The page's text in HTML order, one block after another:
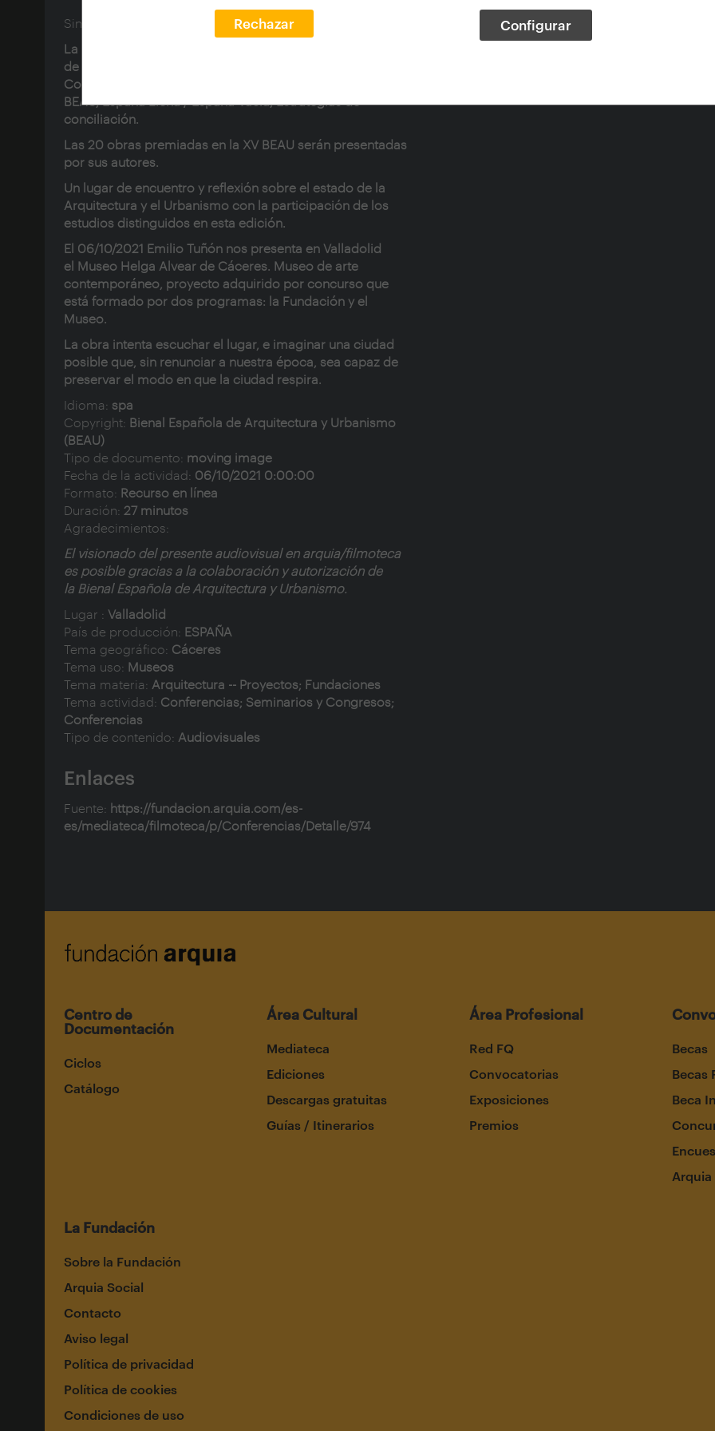
Rechazar Configurar
Sinopsis:
La Sede de la Consejería de Fomento y Medio Ambiente
de la Junta de Castilla y León albergará durante 3 días el
Congreso de Arquitectura y Urbanismo de la XV
BEAU,
conciliación
Las 20 obras premiadas en la XV BEAU serán presentadas
por sus autores.
Un lugar de encuentro y reflexión sobre el estado de la
Arquitectura y el Urbanismo con la participación de los
estudios distinguidos en esta edición.
El 06/10/2021 Emilio Tuñón nos presenta en Valladolid
el Museo Helga Alvear de Cáceres. Museo de arte
contemporáneo, proyecto adquirido por concurso que
está formado por dos programas: la Fundación y el
Museo.
La obra intenta escuchar el lugar, e imaginar una ciudad
posible que, sin renunciar a nuestra época, sea capaz de
preservar el modo en que la ciudad respira.
Idioma: spa
Copyright: Bienal Española de Arquitectura y Urbanismo
(BEAU)
Tipo de documento: moving image
Fecha de la actividad: 06/10/2021 0:00:00
Formato: Recurso en línea
Duración: 27 minutos
Agradecimientos:
El visionado del presente audiovisual en arquia/filmoteca
es posible gracias a la colaboración y autorización de
la Bienal Española de Arquitectura y Urbanismo.
Lugar : Valladolid
País de producción: ESPAÑA
Tema geográfico: Cáceres
Tema uso: Museos
Tema materia: Arquitectura -- Proyectos; Fundaciones
Tema actividad: Conferencias; Seminarios y Congresos;
Conferencias
Tipo de contenido: Audiovisuales
Enlaces
Fuente: https://fundacion.arquia.com/es-
es/mediateca/filmoteca/p/Conferencias/Detalle/974
Centro de
Documentación
Ciclos
Catálogo
Área Cultural
Mediateca
Ediciones
Descargas gratuitas
Guías / Itinerarios
Área Profesional
Red FQ
Convocatorias
Exposiciones
Premios
Becas
Becas
Beca
Arquia
La Fundación
Sobre la Fundación
Arquia Social
Contacto
Aviso legal
Política de privacidad
Política de cookies
Condiciones de uso